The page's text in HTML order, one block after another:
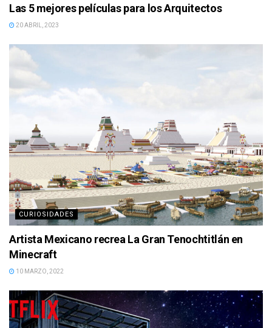
Las 5 mejores películas para los Arquitectos
20 ABRIL, 2023
CURIOSIDADES
Artista Mexicano recrea La Gran Tenochtitlán en
Minecraft
10 MARZO, 2022